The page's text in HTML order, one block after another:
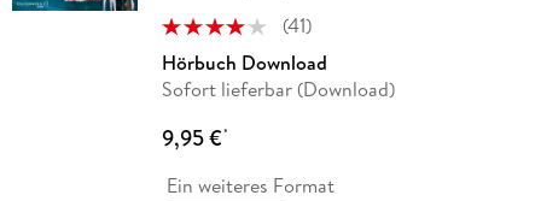
(41)
Hörbuch Download
Sofort lieferbar (Download)
9,95 €*
Ein weiteres Format